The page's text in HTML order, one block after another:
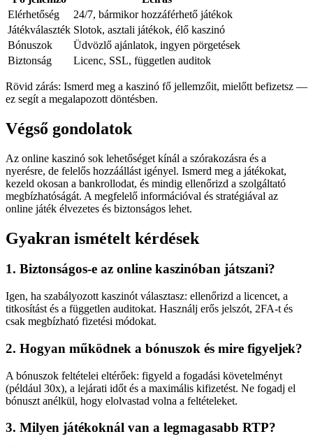
Elérhetőség
24/7, bármikor hozzáférhető játékok
Játékválaszték Slotok, asztali játékok, élő kaszinó
Bónuszok
Üdvözlő ajánlatok, ingyen pörgetések
Biztonság
Licenc, SSL, független auditok
Rövid zárás: Ismerd meg a kaszinó fő jellemzőit, mielőtt befizetsz —
ez segít a megalapozott döntésben.
Végső gondolatok
Az online kaszinó sok lehetőséget kínál a szórakozásra és a
nyerésre, de felelős hozzáállást igényel. Ismerd meg a játékokat,
kezeld okosan a bankrollodat, és mindig ellenőrizd a szolgáltató
megbízhatóságát. A megfelelő információval és stratégiával az
online játék élvezetes és biztonságos lehet.
Gyakran ismételt kérdések
1. Biztonságos-e az online kaszinóban játszani?
Igen, ha szabályozott kaszinót választasz: ellenőrizd a licencet, a
titkosítást és a független auditokat. Használj erős jelszót, 2FA-t és
csak megbízható fizetési módokat.
2. Hogyan működnek a bónuszok és mire figyeljek?
A bónuszok feltételei eltérőek: figyeld a fogadási követelményt
(például 30x), a lejárati időt és a maximális kifizetést. Ne fogadj el
bónuszt anélkül, hogy elolvastad volna a feltételeket.
3. Milyen játékoknál van a legmagasabb RTP?